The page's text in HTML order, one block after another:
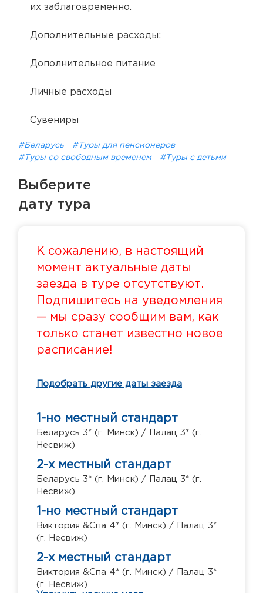
их заблаговременно.
Дополнительные расходы:
Дополнительное питание
Личные расходы
Сувениры
#Беларусь
#Туры для пенсионеров
#Туры со свободным временем
#Туры с детьми
Выберите
дату тура
К сожалению, в настоящий
момент актуальные даты
заезда в туре отсутствуют.
Подпишитесь на уведомления
— мы сразу сообщим вам, как
только станет известно новое
расписание!
Подобрать другие даты заезда
1-но местный стандарт
Беларусь 3* (г. Минск) / Палац 3* (г.
Несвиж)
2-х местный стандарт
Беларусь 3* (г. Минск) / Палац 3* (г.
Несвиж)
1-но местный стандарт
Виктория &Спа 4* (г. Минск) / Палац 3*
(г. Несвиж)
2-х местный стандарт
Виктория &Спа 4* (г. Минск) / Палац 3*
(г. Несвиж)